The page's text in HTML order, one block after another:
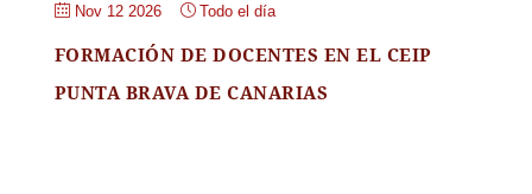
Nov 12 2026 Todo el día
FORMACIÓN DE DOCENTES EN EL CEIP
PUNTA BRAVA DE CANARIAS